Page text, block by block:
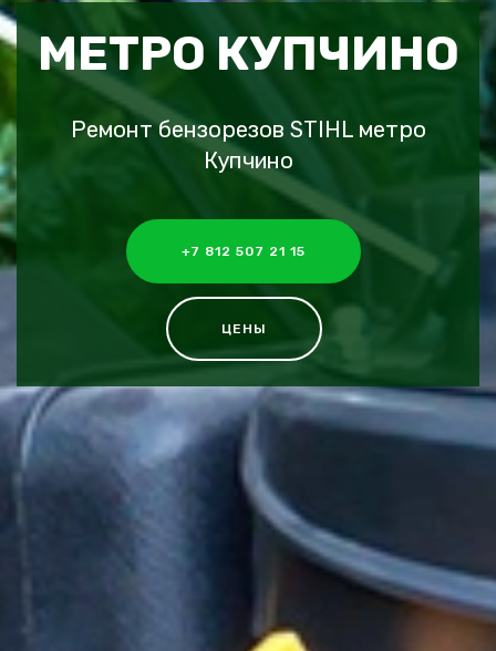
МЕТРО КУПЧИНО
Ремонт бензорезов STIHL метро
Купчино
+7 812 507 21 15
ЦЕНЫ